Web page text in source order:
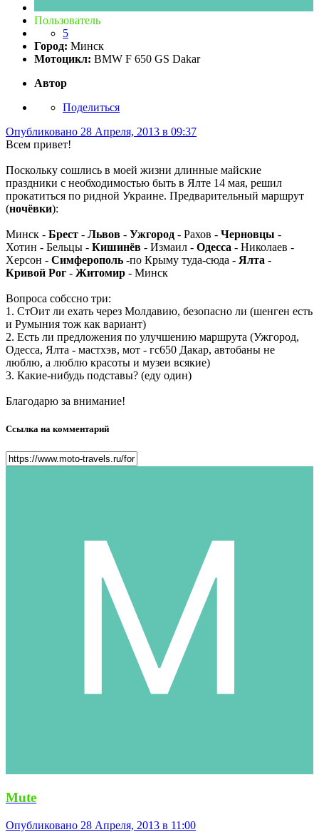
Пользователь
5
Город: Минск
Мотоцикл: BMW F 650 GS Dakar
Автор
Поделиться
Опубликовано 28 Апреля, 2013 в 09:37
Всем привет!
Поскольку сошлись в моей жизни длинные майские
праздники с необходимостью быть в Ялте 14 мая, решил
прокатиться по ридной Украине. Предварительный маршрут
(ночёвки):
Минск - Брест - Львов - Ужгород - Рахов - Черновцы -
Хотин - Бельцы - Кишинёв - Измаил - Одесса - Николаев -
Херсон - Симферополь -по Крыму туда-сюда - Ялта -
Кривой Рог - Житомир - Минск
Вопроса собссно три:
1. СтОит ли ехать через Молдавию, безопасно ли (шенген есть
и Румыния тож как вариант)
2. Есть ли предложения по улучшению маршрута (Ужгород,
Одесса, Ялта - мастхэв, мот - гс650 Дакар, автобаны не
люблю, а люблю красоты и музеи всякие)
3. Какие-нибудь подставы? (еду один)
Благодарю за внимание!
Ссылка на комментарий
Mute
Опубликовано 28 Апреля, 2013 в 11:00